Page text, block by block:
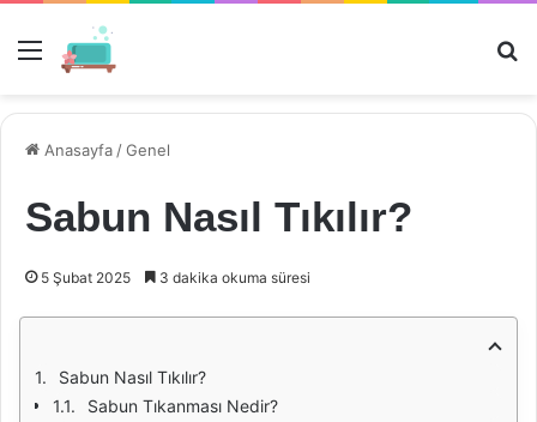
Menü
Anasayfa /Genel
Sabun Nasıl Tıkılır?
5 Şubat 2025 3 dakika okuma süresi
Sabun Nasıl Tıkılır?
Sabun Tıkanması Nedir?